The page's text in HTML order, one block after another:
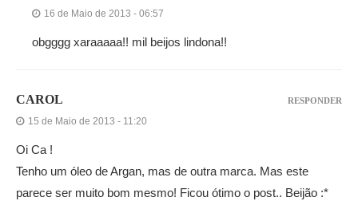
16 de Maio de 2013 - 06:57
obgggg xaraaaaa!! mil beijos lindona!!
CAROL
15 de Maio de 2013 - 11:20
Oi Ca !
Tenho um óleo de Argan, mas de outra marca. Mas este
parece ser muito bom mesmo! Ficou ótimo o post.. Beijão :*
RESPONDER